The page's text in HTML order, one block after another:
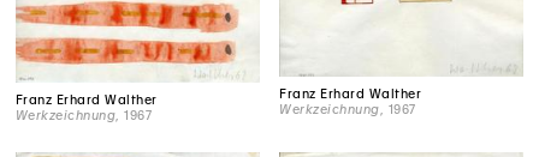
Franz Erhard Walther
Werkzeichnung , 1967
Franz Erhard Walther
Werkzeichnung , 1967